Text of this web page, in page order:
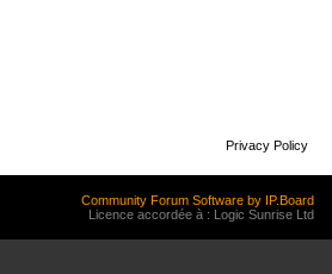
Privacy Policy
Community Forum Software by IP.Board
Licence accordée à : Logic Sunrise Ltd